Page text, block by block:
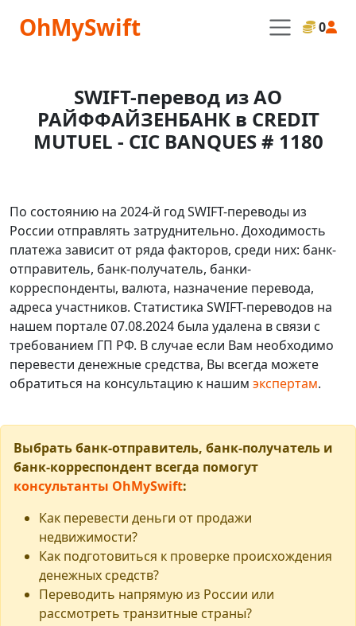
OhMySwift 0
SWIFT-перевод из АО
РАЙФФАЙЗЕНБАНК в CREDIT
MUTUEL - CIC BANQUES # 1180
По состоянию на 2024-й год SWIFT-переводы из
России отправлять затруднительно. Доходимость
платежа зависит от ряда факторов, среди них: банк-
отправитель, банк-получатель, банки-
корреспонденты, валюта, назначение перевода,
адреса участников. Статистика SWIFT-переводов на
нашем портале 07.08.2024 была удалена в связи с
требованием ГП РФ. В случае если Вам необходимо
перевести денежные средства, Вы всегда можете
обратиться на консультацию к нашим экспертам.
Выбрать банк-отправитель, банк-получатель и
банк-корреспондент всегда помогут
консультанты OhMySwift:
Как перевести деньги от продажи
недвижимости?
Как подготовиться к проверке происхождения
денежных средств?
Переводить напрямую из России или
рассмотреть транзитные страны?